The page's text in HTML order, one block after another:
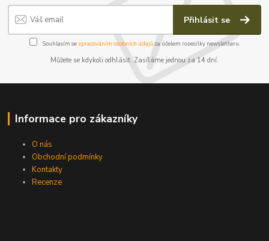
Přihlásit se
Souhlasím se zpracováním osobních údajůza účelem rozesílky newsletteru.
Můžete se kdykoli odhlásit. Zasíláme jednou za 14 dní.
Informace pro zákazníky
O nás
Obchodní podmínky
Kontakty
Recenze